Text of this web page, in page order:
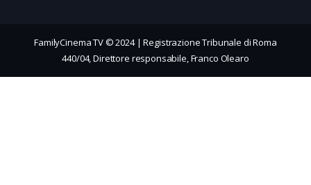
FamilyCinema TV © 2024 | Registrazione Tribunale di Roma
440/04, Direttore responsabile, Franco Olearo